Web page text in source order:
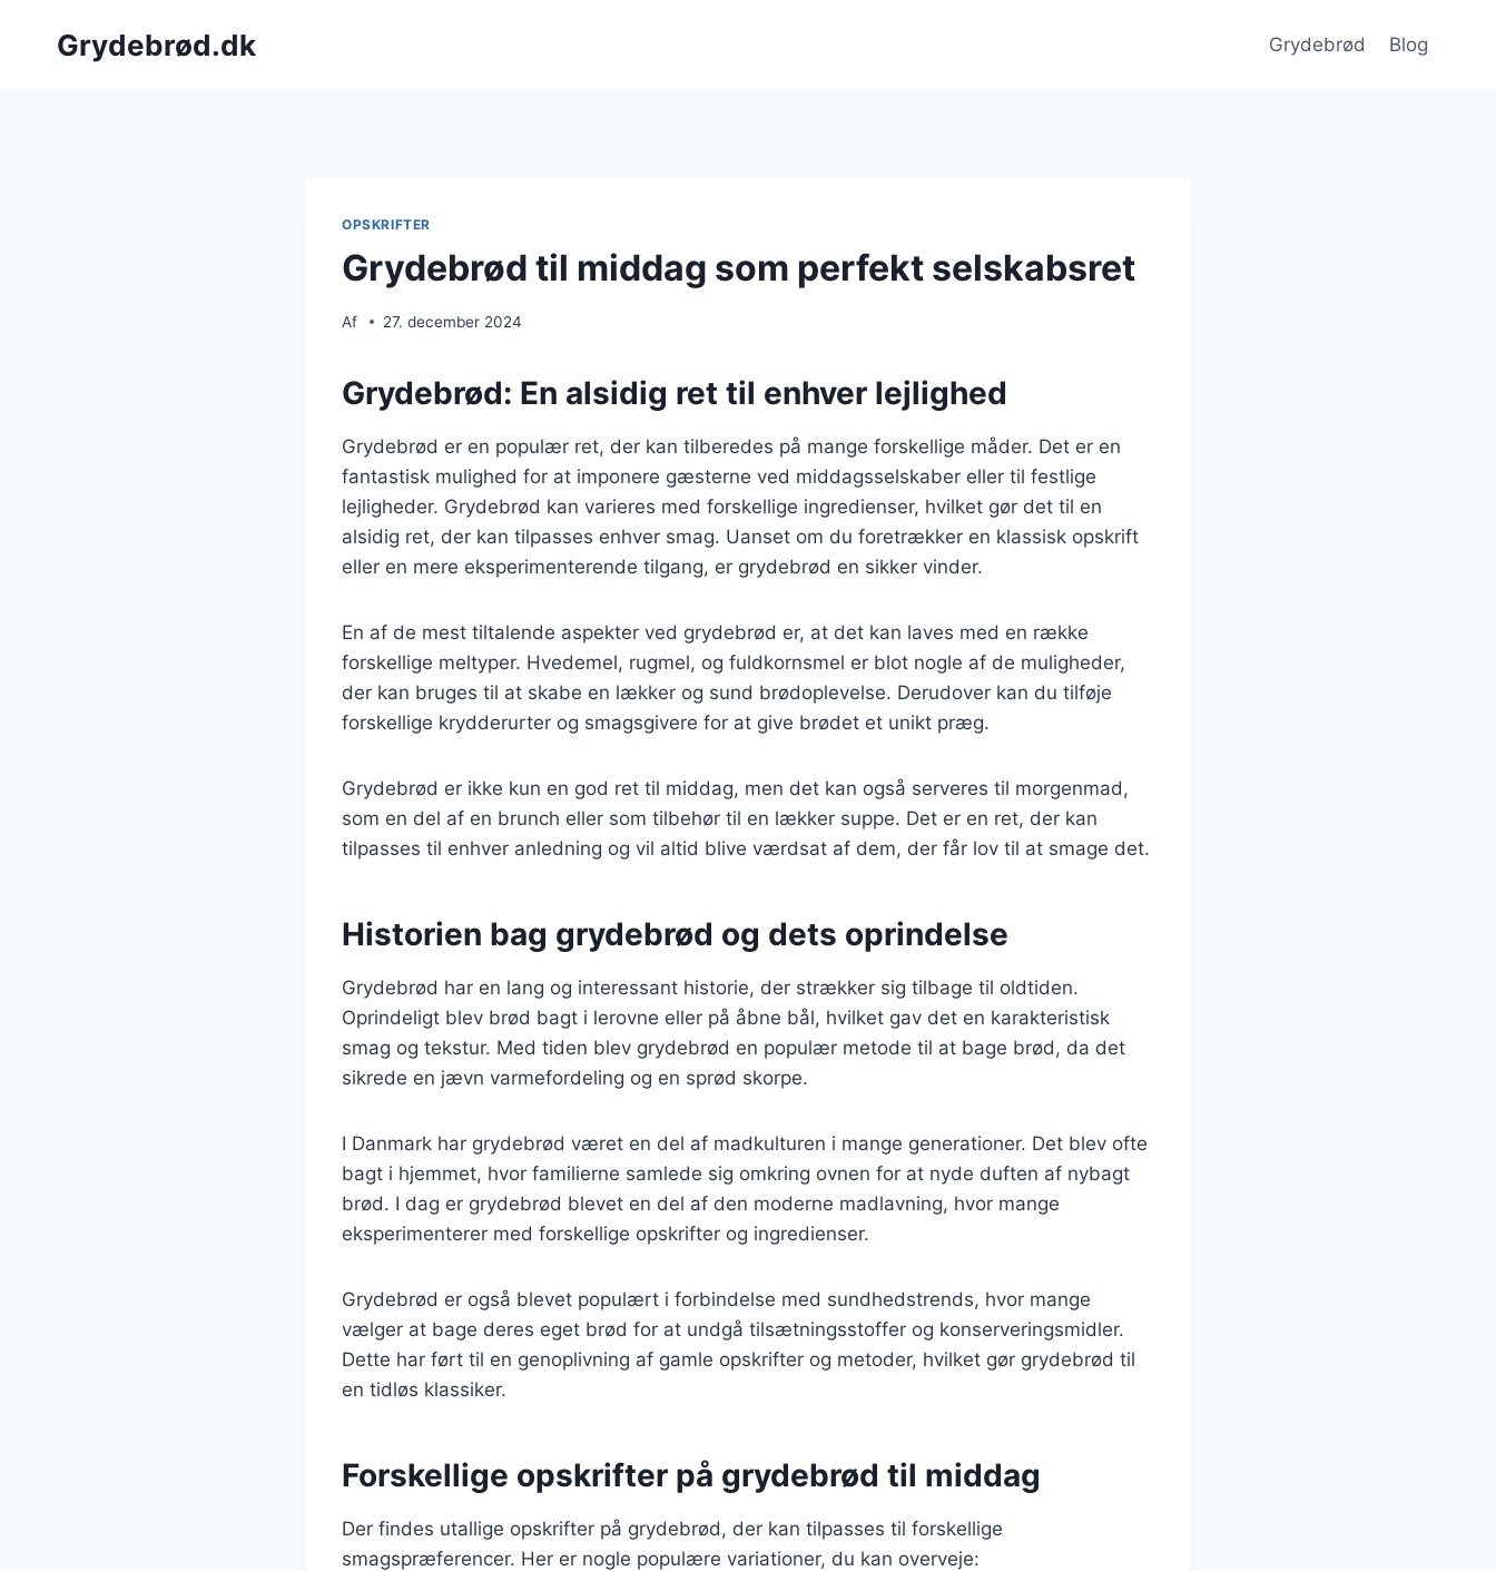
Grydebrød.dk Grydebrød Blog
OPSKRIFTER
Grydebrød til middag som perfekt selskabsret
Af 27. december 2024
Grydebrød: En alsidig ret til enhver lejlighed
Grydebrød er en populær ret, der kan tilberedes på mange forskellige måder. Det er en
fantastisk mulighed for at imponere gæsterne ved middagsselskaber eller til festlige
lejligheder. Grydebrød kan varieres med forskellige ingredienser, hvilket gør det til en
alsidig ret, der kan tilpasses enhver smag. Uanset om du foretrækker en klassisk opskrift
eller en mere eksperimenterende tilgang, er grydebrød en sikker vinder.
En af de mest tiltalende aspekter ved grydebrød er, at det kan laves med en række
forskellige meltyper. Hvedemel, rugmel, og fuldkornsmel er blot nogle af de muligheder,
der kan bruges til at skabe en lækker og sund brødoplevelse. Derudover kan du tilføje
forskellige krydderurter og smagsgivere for at give brødet et unikt præg.
Grydebrød er ikke kun en god ret til middag, men det kan også serveres til morgenmad,
som en del af en brunch eller som tilbehør til en lækker suppe. Det er en ret, der kan
tilpasses til enhver anledning og vil altid blive værdsat af dem, der får lov til at smage det.
Historien bag grydebrød og dets oprindelse
Grydebrød har en lang og interessant historie, der strækker sig tilbage til oldtiden.
Oprindeligt blev brød bagt i lerovne eller på åbne bål, hvilket gav det en karakteristisk
smag og tekstur. Med tiden blev grydebrød en populær metode til at bage brød, da det
sikrede en jævn varmefordeling og en sprød skorpe.
I Danmark har grydebrød været en del af madkulturen i mange generationer. Det blev ofte
bagt i hjemmet, hvor familierne samlede sig omkring ovnen for at nyde duften af nybagt
brød. I dag er grydebrød blevet en del af den moderne madlavning, hvor mange
eksperimenterer med forskellige opskrifter og ingredienser.
Grydebrød er også blevet populært i forbindelse med sundhedstrends, hvor mange
vælger at bage deres eget brød for at undgå tilsætningsstoffer og konserveringsmidler.
Dette har ført til en genoplivning af gamle opskrifter og metoder, hvilket gør grydebrød til
en tidløs klassiker.
Forskellige opskrifter på grydebrød til middag
Der findes utallige opskrifter på grydebrød, der kan tilpasses til forskellige
smagspræferencer. Her er nogle populære variationer, du kan overveje: